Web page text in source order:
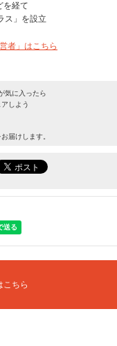
を経て
ス」を設立
者」はこちら
気に入ったら
アしよう
届けします。
こちら